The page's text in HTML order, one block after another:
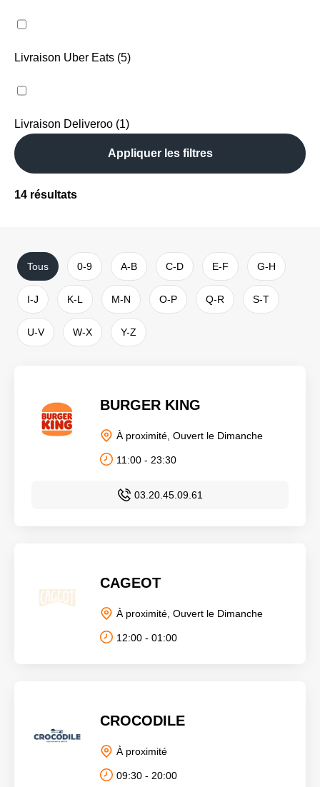
Livraison Uber Eats (5)
Livraison Deliveroo (1)
Appliquer les filtres
14 résultats
Tous 0-9 A-B C-D E-F G-H
I-J K-L M-N O-P Q-R S-T
U-V W-X Y-Z
BURGER KING
À proximité, Ouvert le Dimanche
11:00 - 23:30
03.20.45.09.61
CAGEOT
À proximité, Ouvert le Dimanche
12:00 - 01:00
CROCODILE
À proximité
09:30 - 20:00